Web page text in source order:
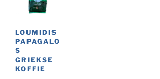
LOUMIDIS
PAPAGALO
S
GRIEKSE
KOFFIE